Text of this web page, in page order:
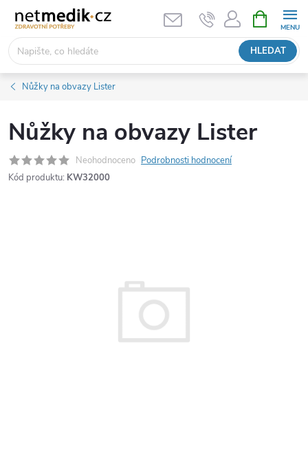
obsah
HLEDAT
NÁKUPNÍ
KOŠÍK
Nůžky na obvazy Lister
Nůžky na obvazy Lister
Neohodnoceno Podrobnosti hodnocení
Kód produktu: KW32000